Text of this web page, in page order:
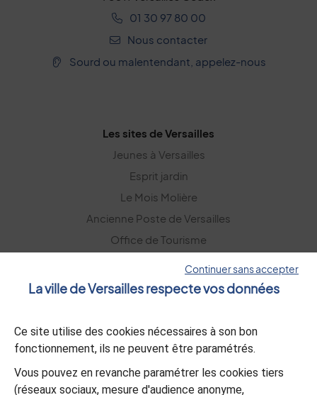
01 30 97 80 00
Nous contacter
Sourd ou malentendant, appelez-nous
Les sites de Versailles
Jeunes à Versailles
Esprit jardin
Le Mois Molière
Ancienne Poste de Versailles
Office de Tourisme
S’abonner
L’appli Versailles
Continuer sans accepter
La ville de Versailles respecte vos données
Ce site utilise des cookies nécessaires à son bon
fonctionnement, ils ne peuvent être paramétrés.
Vous pouvez en revanche paramétrer les cookies tiers
(réseaux sociaux, mesure d'audience anonyme,